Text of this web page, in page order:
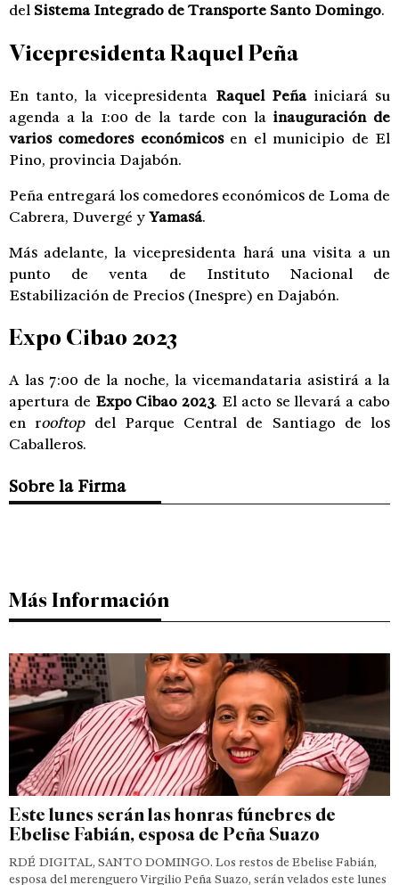
del Sistema Integrado de Transporte Santo Domingo.
VicepresidentaRaquel Peña
En tanto, la vicepresidenta Raquel Peñainiciará su
agenda a la 1:00 de la tarde con la inauguración de
varios comedores económicosen el municipio de El
Pino, provincia Dajabón.
Peña entregará los comedores económicos de Loma de
Cabrera, Duvergé yYamasá.
Más adelante, la vicepresidenta hará una visita a un
punto de venta de Instituto Nacional de
Estabilización de Precios (Inespre) en Dajabón.
Expo Cibao 2023
A las 7:00 de la noche, la vicemandataria asistirá a la
apertura de Expo Cibao 2023. El acto se llevará a cabo
en rooftop del Parque Central de Santiago de los
Caballeros.
Sobre la Firma
Más Información
Este lunes serán las honras fúnebres de
Ebelise Fabián, esposa de Peña Suazo
RDÉ DIGITAL, SANTO DOMINGO. Los restos de Ebelise Fabián,
esposa del merenguero Virgilio Peña Suazo, serán velados este lunes